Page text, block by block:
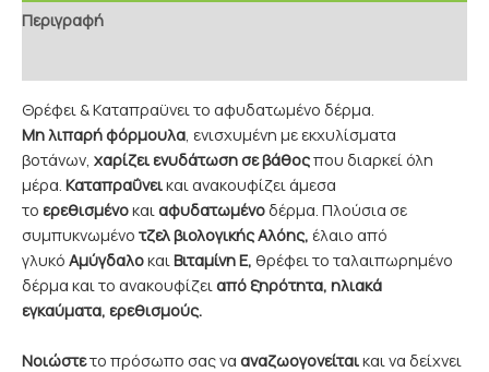
Περιγραφή
Θρέφει & Καταπραϋνει το αφυδατωμένο δέρμα.
Μη λιπαρή φόρμουλα , ενισχυμένη με εκχυλίσματα
βοτάνων, χαρίζει ενυδάτωση σε βάθοςπου διαρκεί όλη
μέρα. Καταπραΰνεικαι ανακουφίζει άμεσα
το ερεθισμένοκαι αφυδατωμένοδέρμα. Πλούσια σε
συμπυκνωμένο τζελ βιολογικής Αλόης, έλαιο από
γλυκό Αμύγδαλοκαι Βιταμίνη Ε, θρέφει το ταλαιπωρημένο
δέρμα και το ανακουφίζει από ξηρότητα, ηλιακά
εγκαύματα, ερεθισμούς.
Νοιώστετο πρόσωπο σας να αναζωογονείταικαι να δείχνει